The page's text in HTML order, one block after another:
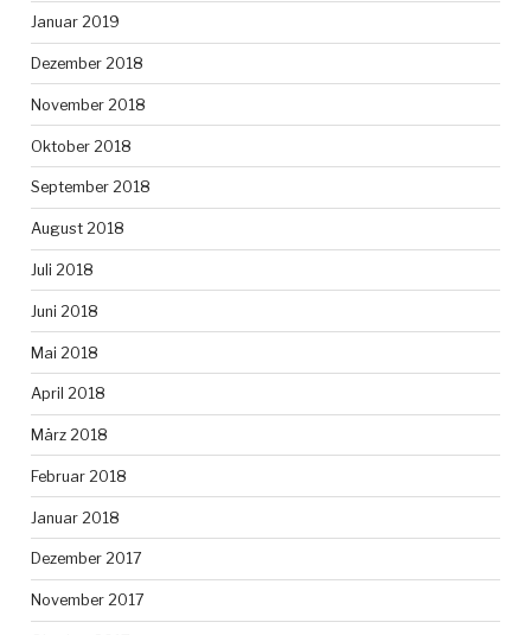
Januar 2019
Dezember 2018
November 2018
Oktober 2018
September 2018
August 2018
Juli 2018
Juni 2018
Mai 2018
April 2018
März 2018
Februar 2018
Januar 2018
Dezember 2017
November 2017